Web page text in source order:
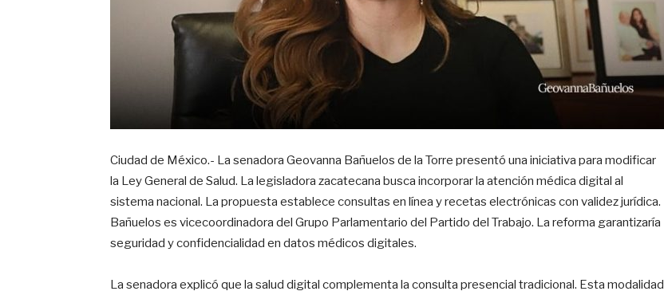
Ciudad de México.- La senadora Geovanna Bañuelos de la Torre presentó una iniciativa para modificar
la Ley General de Salud. La legisladora zacatecana busca incorporar la atención médica digital al
sistema nacional. La propuesta establece consultas en línea y recetas electrónicas con validez jurídica.
Bañuelos es vicecoordinadora del Grupo Parlamentario del Partido del Trabajo. La reforma garantizaría
seguridad y confidencialidad en datos médicos digitales.
La senadora explicó que la salud digital complementa la consulta presencial tradicional. Esta modalidad